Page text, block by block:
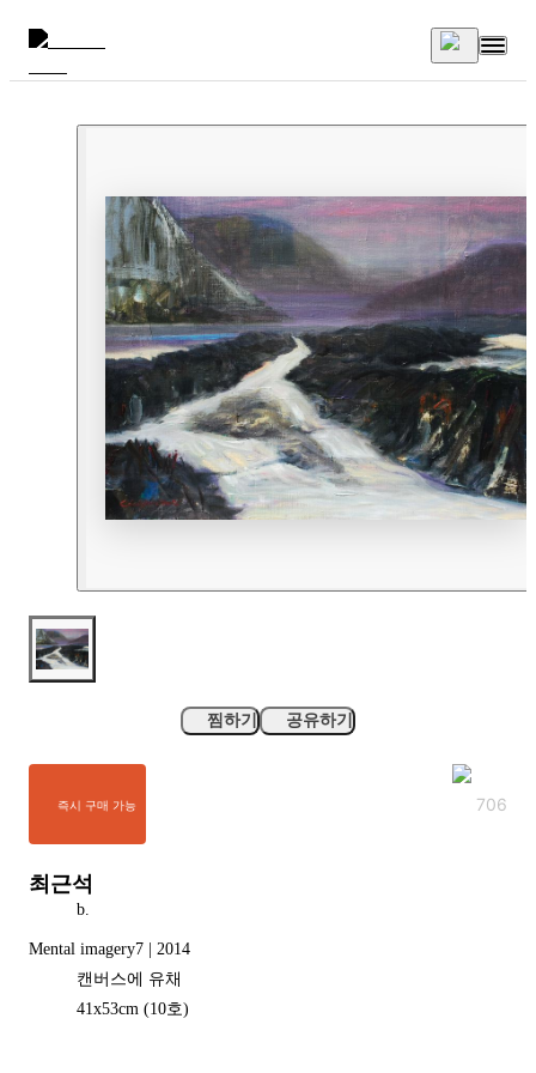
찜하기 공유하기
즉시 구매 가능 706
최근석
b.
Mental imagery7 | 2014
캔버스에 유채
41x53cm (10호)